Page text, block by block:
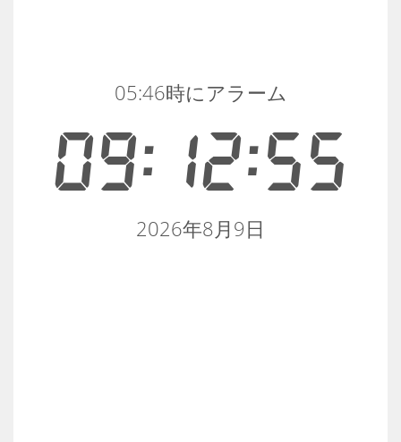
09:12:55
05:46時にアラーム
2026年8月9日